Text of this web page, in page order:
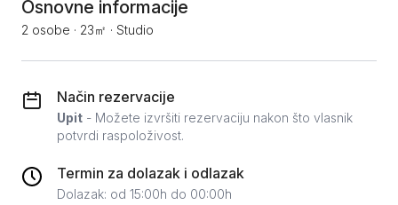
Osnovne informacije
2 osobe · 23㎡ · Studio
Način rezervacije
Upit - Možete izvršiti rezervaciju nakon što vlasnik
potvrdi raspoloživost.
Termin za dolazak i odlazak
Dolazak: od 15:00h do 00:00h